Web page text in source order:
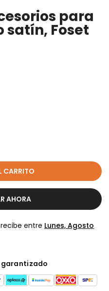
para
satín, Foset
CARRITO
AHORA
entre Lunes, Agosto
garantizado